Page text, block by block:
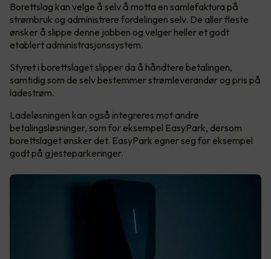
Borettslag kan velge å selv å motta en samlefaktura på
strømbruk og administrere fordelingen selv. De aller fleste
ønsker å slippe denne jobben og velger heller et godt
etablert administrasjonssystem.
Styret i borettslaget slipper da å håndtere betalingen,
samtidig som de selv bestemmer strømleverandør og pris på
ladestrøm.
Ladeløsningen kan også integreres mot andre
betalingsløsninger, som for eksempel EasyPark, dersom
borettslaget ønsker det. EasyPark egner seg for eksempel
godt på gjesteparkeringer.